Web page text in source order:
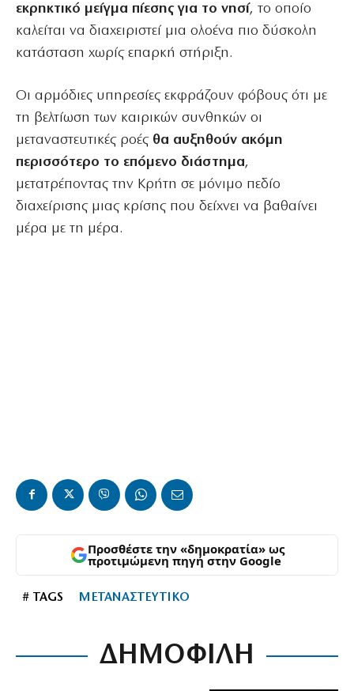
εκρηκτικό μείγμα πίεσης για το νησί, το οποίο
καλείται να διαχειριστεί μια ολοένα πιο δύσκολη
κατάσταση χωρίς επαρκή στήριξη.
Οι αρμόδιες υπηρεσίες εκφράζουν φόβους ότι με
τη βελτίωση των καιρικών συνθηκών οι
μεταναστευτικές ροές θα αυξηθούν ακόμη
περισσότερο το επόμενο διάστημα,
μετατρέποντας την Κρήτη σε μόνιμο πεδίο
διαχείρισης μιας κρίσης που δείχνει να βαθαίνει
μέρα με τη μέρα.
Προσθέστε την «δημοκρατία» ως
προτιμώμενη πηγή στην Google
# TAGS ΜΕΤΑΝΑΣΤΕΥΤΙΚΟ
ΔΗΜΟΦΙΛΗ